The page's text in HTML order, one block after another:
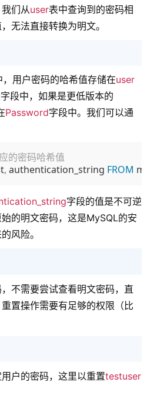
们从user表中查询到的密码相
无法直接转换为明文。
用户密码的哈希值存储在user
字段中，如果是更低版本的
Password字段中。我们可以通
的密码哈希值
, authentication_string FROM
字段的值是不可逆
的明文密码，这是MySQL的安
风险。
不需要尝试查看明文密码，直
置操作需要有足够的权限（比
户的密码，这里以重置testuser